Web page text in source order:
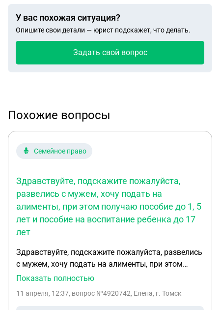
У вас похожая ситуация?
Опишите свои детали — юрист подскажет, что делать.
Задать свой вопрос
Похожие вопросы
Семейное право
Здравствуйте, подскажите пожалуйста,
развелись с мужем, хочу подать на
алименты, при этом получаю пособие до 1, 5
лет и пособие на воспитание ребенка до 17
лет
Здравствуйте, подскажите пожалуйста, развелись
с мужем, хочу подать на алименты, при этом
получаю пособие до 1,5 лет и пособие на
подам на алименты, официального заработка он
Показать полностью
11 апреля, 12:37, вопрос №4920742, Елена, г. Томск